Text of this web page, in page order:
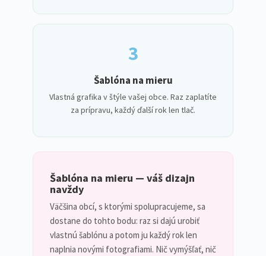
3
Šablóna na mieru
Vlastná grafika v štýle vašej obce. Raz zaplatíte
za prípravu, každý ďalší rok len tlač.
Šablóna na mieru — váš dizajn
navždy
Väčšina obcí, s ktorými spolupracujeme, sa
dostane do tohto bodu: raz si dajú urobiť
vlastnú šablónu a potom ju každý rok len
naplnia novými fotografiami. Nič vymýšľať, nič